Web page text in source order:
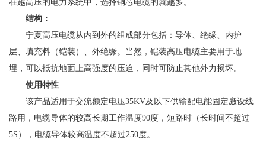
在越高压的电力系统中，选择铜芯电缆的就越多。
结构：
宁夏高压电缆从内到外的组成部分包括：导体、绝缘、内护
层、填充料（铠装）、外绝缘。当然，铠装高压电缆主要用于地
埋，可以抵抗地面上高强度的压迫，同时可防止其他外力损坏。
使用特性
该产品适用于交流额定电压35KV及以下供输配电能固定廒设线
路用，电缆导体的较高长期工作温度90度，短路时（长时间不超过
5S），电缆导体较高温度不超过250度。